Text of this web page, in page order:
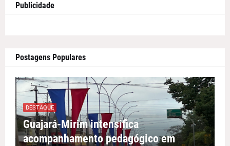
Publicidade
Postagens Populares
DESTAQUE
Guajará-Mirim intensifica
acompanhamento pedagógico em